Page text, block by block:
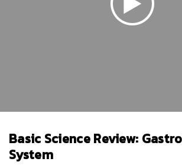
Basic Science Review:
System